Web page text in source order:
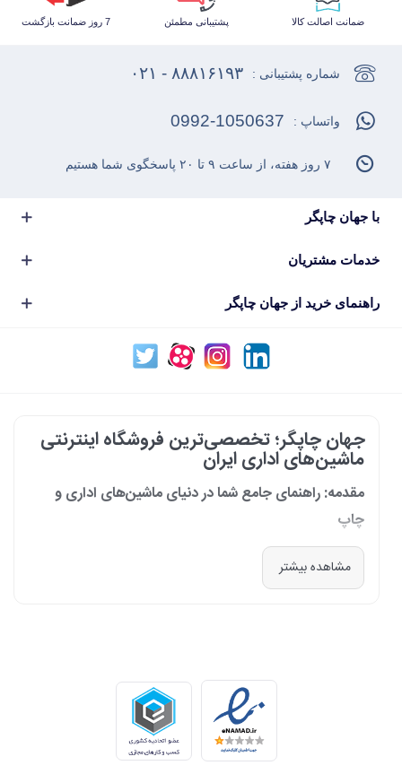
ضمانت اصالت کالا پشتیبانی مطمئن 7 روز ضمانت بازگشت
با جهان چاپگر
خدمات مشتریان
راهنمای خرید از جهان چاپگر
شماره پشتیبانی : ۸۸۸۱۶۱۹۳ - ۰۲۱
واتساپ : 0992-1050637
۷ روز هفته، از ساعت ۹ تا ۲۰ پاسخگوی شما هستیم
جهان چاپگر؛ تخصصی‌ترین فروشگاه اینترنتی
ماشین‌های اداری ایران
مقدمه: راهنمای جامع شما در دنیای ماشین‌های اداری و
چاپ
در دنیای پرشتاب امروز که کسب‌وکارها و سازمان‌ها برای افزایش بهره‌وری خود به
فناوری‌های نوین وابسته‌اند، دسترسی به ابزارهای کارآمد و قابل اعتماد یک
ما، ارائه راهکارهای جامع، از مشاوره پیش از خرید تا پشتیبانی پس از فروش،
برای سازمان‌ها، شرکت‌ها و کاربران خانگی است.
طیف کاملی از محصولات برای هر نیازی
ما در جهان چاپگر، مجموعه‌ای گسترده از برترین برندهای جهانی را گرد هم
مشاهده بیشتر